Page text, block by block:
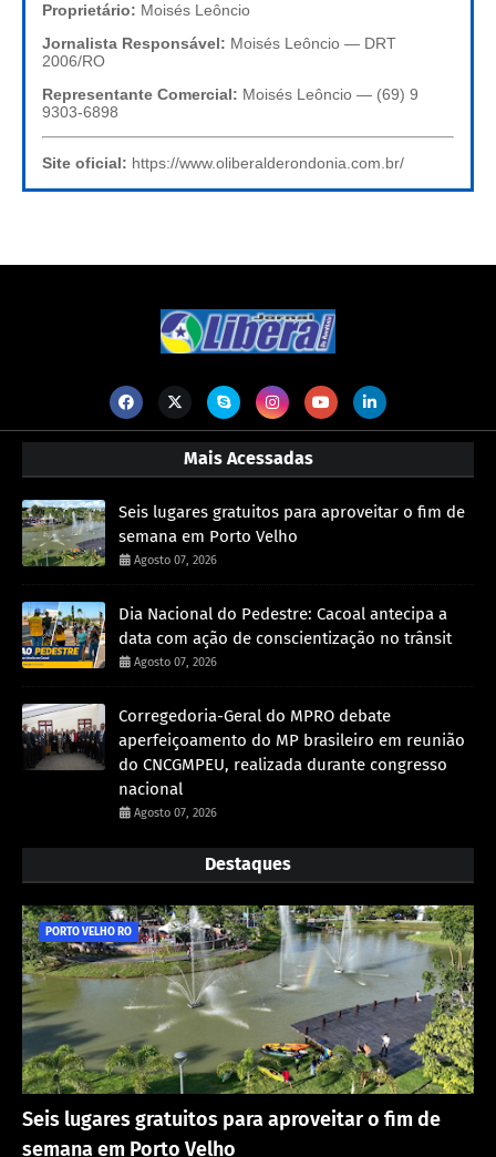
Proprietário: Moisés Leôncio
Jornalista Responsável: Moisés Leôncio — DRT
2006/RO
Representante Comercial: Moisés Leôncio — (69) 9
9303-6898
Site oficial: https://www.oliberalderondonia.com.br/
Mais Acessadas
Seis lugares gratuitos para aproveitar o fim de
semana em Porto Velho
Agosto 07, 2026
Dia Nacional do Pedestre: Cacoal antecipa a
data com ação de conscientização no trânsit
Agosto 07, 2026
Corregedoria-Geral do MPRO debate
aperfeiçoamento do MP brasileiro em reunião
do CNCGMPEU, realizada durante congresso
nacional
Agosto 07, 2026
Destaques
PORTO VELHO RO
Seis lugares gratuitos para aproveitar o fim de
semana em Porto Velho